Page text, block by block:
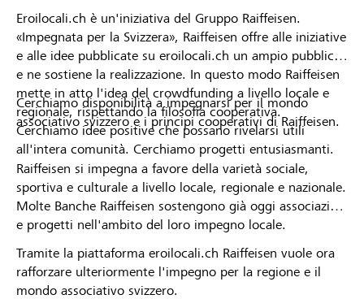
Eroilocali.ch è un'iniziativa del Gruppo Raiffeisen.
«Impegnata per la Svizzera», Raiffeisen offre alle iniziative
e alle idee pubblicate su eroilocali.ch un ampio pubblico
e ne sostiene la realizzazione. In questo modo Raiffeisen
mette in atto l'idea del crowdfunding a livello locale e
regionale, rispettando la filosofia cooperativa.
Cerchiamo idee positive che possano rivelarsi utili
all'intera comunità. Cerchiamo progetti entusiasmanti.
Cerchiamo disponibilità a impegnarsi per il mondo
associativo svizzero e i principi cooperativi di Raiffeisen.
Raiffeisen si impegna a favore della varietà sociale,
sportiva e culturale a livello locale, regionale e nazionale.
Molte Banche Raiffeisen sostengono già oggi associazioni
e progetti nell'ambito del loro impegno locale.
Tramite la piattaforma eroilocali.ch Raiffeisen vuole ora
rafforzare ulteriormente l'impegno per la regione e il
mondo associativo svizzero.